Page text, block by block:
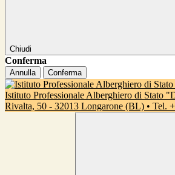
Chiudi
Conferma
Annulla Conferma
Istituto Professionale Alberghiero di Stato
Rivalta, 50 - 32013 Longarone (BL) • Tel.